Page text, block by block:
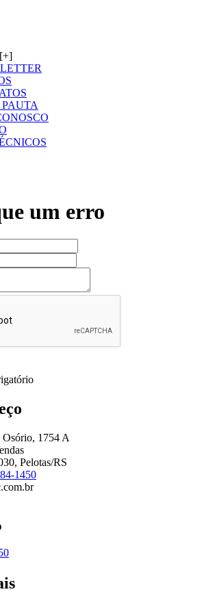
um erro
Osório, 1754 A
Pelotas/RS
1450